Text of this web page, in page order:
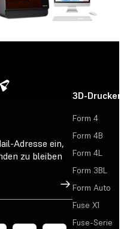
Adresse ein,
zu bleiben
Registrieren
3D-Drucker
Form 4
Form 4B
Form 4L
Form 3BL
Form Auto
Fuse X1
Fuse-Serie